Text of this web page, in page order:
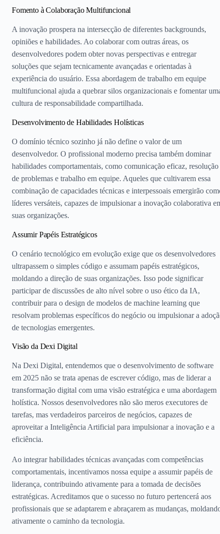
Fomento à Colaboração Multifuncional
A inovação prospera na intersecção de diferentes backgrounds,
opiniões e habilidades. Ao colaborar com outras áreas, os
desenvolvedores podem obter novas perspectivas e entregar
soluções que sejam tecnicamente avançadas e orientadas à
experiência do usuário. Essa abordagem de trabalho em equipe
multifuncional ajuda a quebrar silos organizacionais e fomentar
cultura de responsabilidade compartilhada.
Desenvolvimento de Habilidades Holísticas
O domínio técnico sozinho já não define o valor de um
desenvolvedor. O profissional moderno precisa também dominar
habilidades comportamentais, como comunicação eficaz, resolução
de problemas e trabalho em equipe. Aqueles que cultivarem essa
combinação de capacidades técnicas e interpessoais emergirão
líderes versáteis, capazes de impulsionar a inovação colaborativa
suas organizações.
Assumir Papéis Estratégicos
O cenário tecnológico em evolução exige que os desenvolvedores
ultrapassem o simples código e assumam papéis estratégicos,
moldando a direção de suas organizações. Isso pode significar
participar de discussões de alto nível sobre o uso ético da IA,
contribuir para o design de modelos de machine learning que
resolvam problemas específicos do negócio ou impulsionar a
de tecnologias emergentes.
Visão da Dexi Digital
Na Dexi Digital, entendemos que o desenvolvimento de software
em 2025 não se trata apenas de escrever código, mas de liderar a
transformação digital com uma visão estratégica e uma abordagem
holística. Nossos desenvolvedores não são meros executores de
tarefas, mas verdadeiros parceiros de negócios, capazes de
aproveitar a Inteligência Artificial para impulsionar a inovação e a
eficiência.
Ao integrar habilidades técnicas avançadas com competências
comportamentais, incentivamos nossa equipe a assumir papéis de
liderança, contribuindo ativamente para a tomada de decisões
estratégicas. Acreditamos que o sucesso no futuro pertencerá aos
profissionais que se adaptarem e abraçarem as mudanças,
ativamente o caminho da tecnologia.